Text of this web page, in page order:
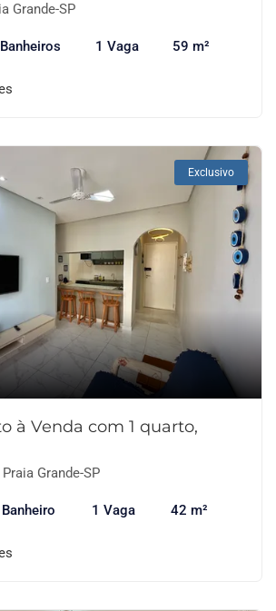
Grande-SP
1 Vaga 59 m²
Exclusivo
à Venda com 1 quarto,
Grande-SP
1 Vaga 42 m²